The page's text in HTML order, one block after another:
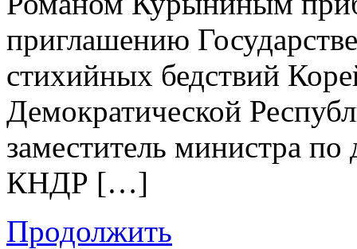
приглашению
стихийных бедствий
Демократической
заместитель министра
КНДР […]
Продолжить